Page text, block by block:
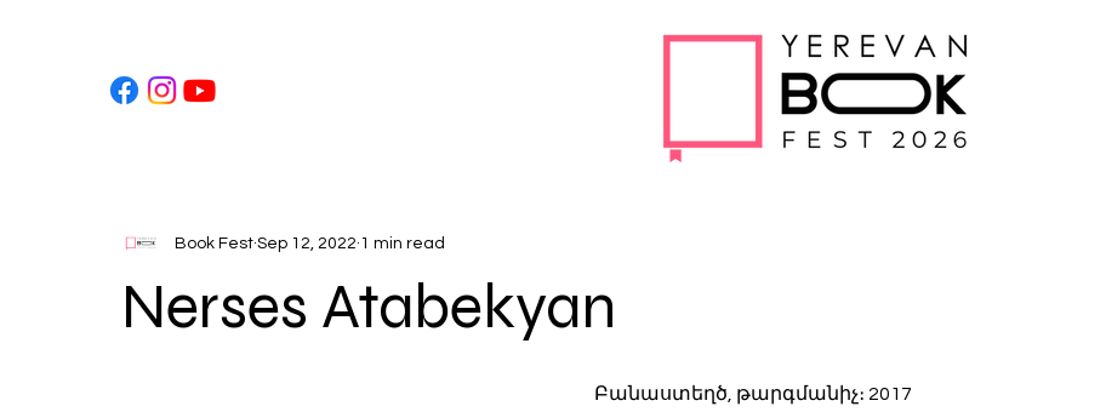
Nerses Atabekyan
Book Fest Sep 12, 2022 1 min read
Բանաստեղծ, թարգմանիչ։ 2017